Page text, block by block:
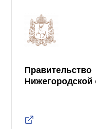
Правительство
Нижегородской